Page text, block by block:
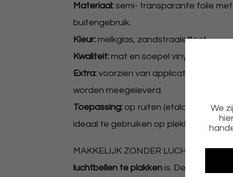
Materiaal: semi- transparante folie
buitengebruik.
Kleur: melkglas, zandstraaleffect.
Kwaliteit: mat en soepel vinyl en door
Extra: voorzien van applicatiefolie
worden meegeleverd.
Toepassing: op ruiten (etalage,
ideaal te gebruiken op plekken waar
MAKKELIJK ZONDER
luchtbellen te plakken is. De raamfolie
We